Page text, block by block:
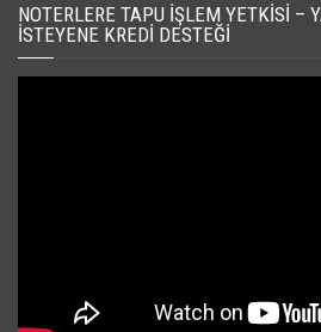
NOTERLERE TAPU İŞLEM YETKISI –
İSTEYENE KREDI DESTEĞI